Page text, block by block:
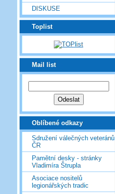
DISKUSE
Toplist
Mail list
Oblíbené odkazy
Sdružení válečných veteránů
ČR
Pamětní desky - stránky
Vladimíra Štrupla
Asociace nositelů
legionářských tradic